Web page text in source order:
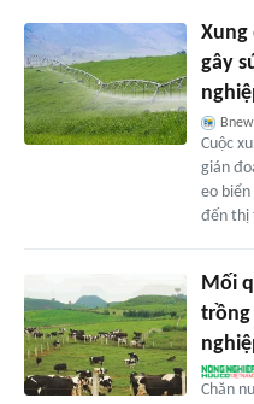
Xung
gây
Cuộc
gián
eo
đến thị
Mối
Chăn